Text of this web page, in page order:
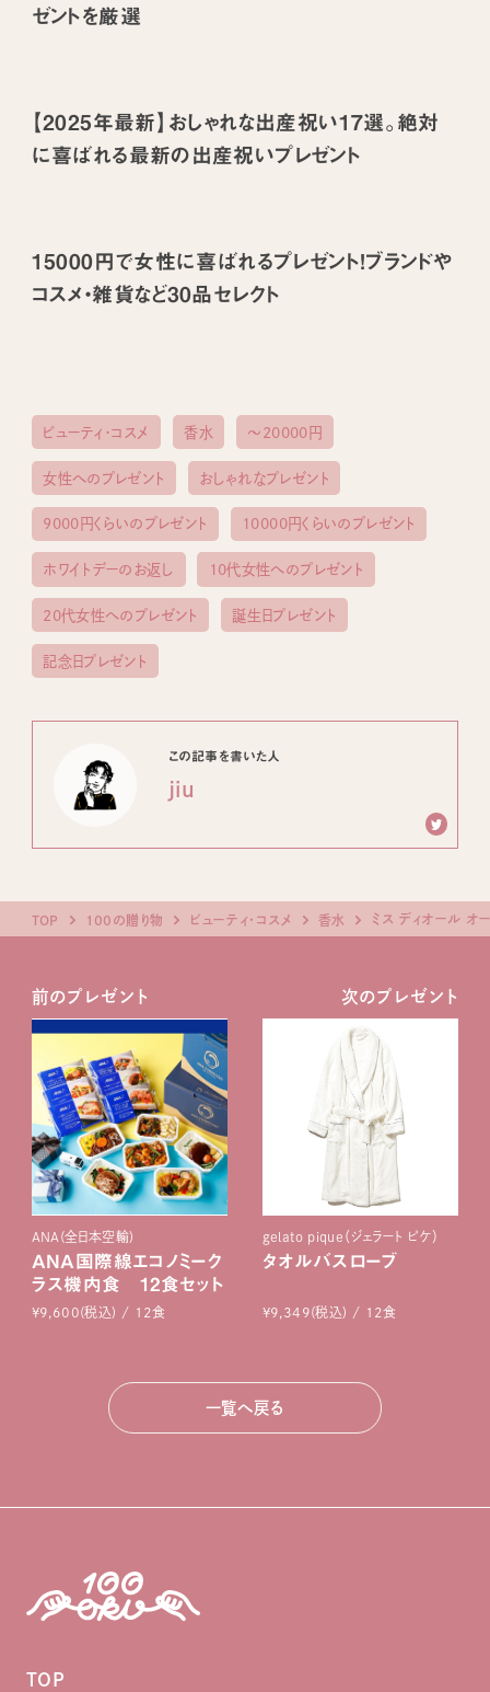
ゼントを厳選
【2025年最新】おしゃれな出産祝い17選。絶対
に喜ばれる最新の出産祝いプレゼント
15000円で女性に喜ばれるプレゼント！ブランドや
コスメ・雑貨など30品セレクト
ビューティ・コスメ 香水 〜20000円
女性へのプレゼント おしゃれなプレゼント
9000円くらいのプレゼント 10000円くらいのプレゼント
ホワイトデーのお返し 10代女性へのプレゼント
20代女性へのプレゼント 誕生日プレゼント
記念日プレゼント
この記事を書いた人
jiu
TOP 100の贈り物 ビューティ・コスメ 香水 ミス ディオール オ
前のプレゼント
ANA(全日本空輸)
ANA国際線エコノミーク
ラス機内食 12食セット
¥9,600(税込) / 12食
次のプレゼント
gelato pique（ジェラート ピケ）
タオルバスローブ
¥9,349(税込) / 12食
一覧へ戻る
TOP